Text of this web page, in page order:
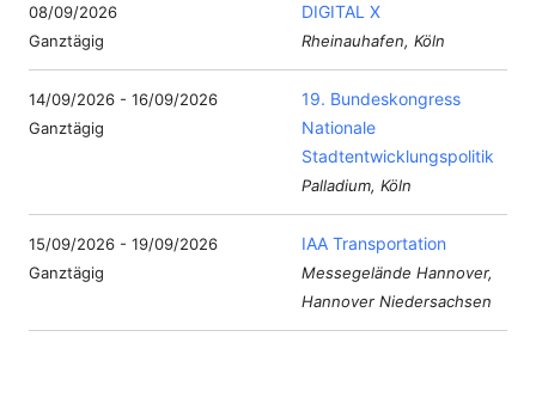
08/09/2026
Ganztägig
DIGITAL X
Rheinauhafen, Köln
14/09/2026 - 16/09/2026
Ganztägig
19. Bundeskongress
Nationale
Stadtentwicklungspolitik
Palladium, Köln
15/09/2026 - 19/09/2026
Ganztägig
IAA Transportation
Messegelände Hannover,
Hannover Niedersachsen